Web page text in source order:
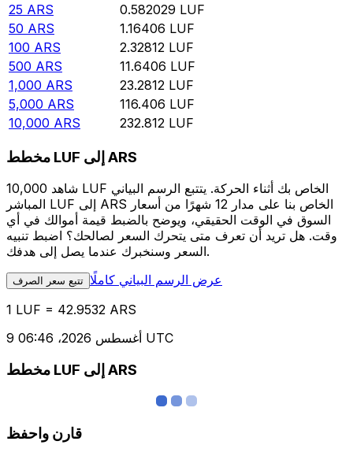
25 ARS 0.582029 LUF
50 ARS 1.16406 LUF
100 ARS 2.32812 LUF
500 ARS 11.6406 LUF
1,000 ARS 23.2812 LUF
5,000 ARS 116.406 LUF
10,000 ARS 232.812 LUF
مخطط LUF إلى ARS
شاهد 10,000 LUF الخاص بك أثناء الحركة. يتتبع الرسم البياني
المباشر LUF إلى ARS الخاص بنا على مدار 12 شهرًا من أسعار
السوق في الوقت الحقيقي، ويوضح بالضبط قيمة أموالك في أي
وقت. هل تريد أن تعرف متى يتحرك السعر لصالحك؟ اضبط تنبيه
السعر وسنخبرك عندما يصل إلى هدفك.
تتبع سعر الصرف عرض الرسم البياني كاملًا
1 LUF = 42.9532 ARS
9 أغسطس 2026، 06:46 UTC
مخطط LUF إلى ARS
قارن واحفظ